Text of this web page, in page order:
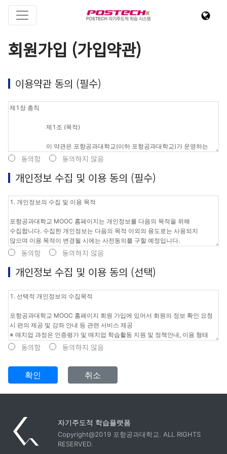
회원가입 (가입약관)
이용약관 동의 (필수)
동의함 동의하지 않음
개인정보 수집 및 이용 동의 (필수)
동의함 동의하지 않음
개인정보 수집 및 이용 동의 (선택)
동의함 동의하지 않음
확인 취소
자기주도적 학습플랫폼
Copyright@2019 포항공과대학교. ALL RIGHTS
RESERVED.